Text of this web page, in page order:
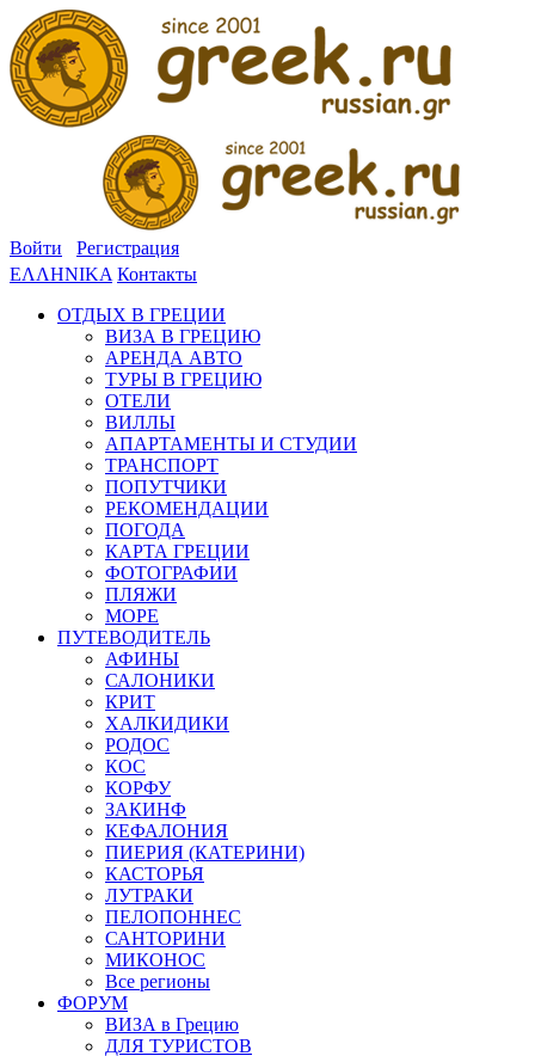
Войти
Регистрация
ΕΛΛΗΝΙΚΑ Контакты
ОТДЫХ В ГРЕЦИИ
ВИЗА В ГРЕЦИЮ
АРЕНДА АВТО
ТУРЫ В ГРЕЦИЮ
ОТЕЛИ
ВИЛЛЫ
АПАРТАМЕНТЫ И СТУДИИ
ТРАНСПОРТ
ПОПУТЧИКИ
РЕКОМЕНДАЦИИ
ПОГОДА
КАРТА ГРЕЦИИ
ФОТОГРАФИИ
ПЛЯЖИ
МОРЕ
ПУТЕВОДИТЕЛЬ
АФИНЫ
САЛОНИКИ
КРИТ
ХАЛКИДИКИ
РОДОС
КОС
КОРФУ
ЗАКИНФ
КЕФАЛОНИЯ
ПИЕРИЯ (КАТЕРИНИ)
КАСТОРЬЯ
ЛУТРАКИ
ПЕЛОПОННЕС
САНТОРИНИ
МИКОНОС
Все регионы
ФОРУМ
ВИЗА в Грецию
ДЛЯ ТУРИСТОВ